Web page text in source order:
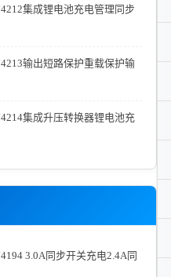
集成锂电池充电管理同步
输出短路保护重载保护输
集成升压转换器锂电池充
3.0A同步开关充电2.4A同